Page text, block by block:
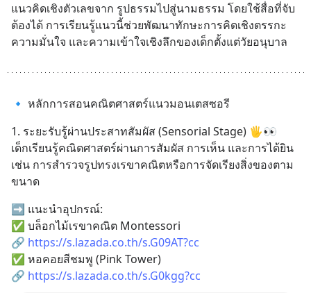
แนวคิดเชิงตัวเลขจาก รูปธรรมไปสู่นามธรรม โดยใช้สื่อที่จับ
ต้องได้ การเรียนรู้แนวนี้ช่วยพัฒนาทักษะการคิดเชิงตรรกะ
ความมั่นใจ และความเข้าใจเชิงลึกของเด็กตั้งแต่วัยอนุบาล
🔹 หลักการสอนคณิตศาสตร์แนวมอนเตสซอรี
1. ระยะรับรู้ผ่านประสาทสัมผัส (Sensorial Stage) 🖐️👀
เด็กเรียนรู้คณิตศาสตร์ผ่านการสัมผัส การเห็น และการได้ยิน
เช่น การสำรวจรูปทรงเรขาคณิตหรือการจัดเรียงสิ่งของตาม
ขนาด
➡ แนะนำอุปกรณ์:
✅ บล็อกไม้เรขาคณิต Montessori
🔗 https://s.lazada.co.th/s.G09AT?cc
✅ หอคอยสีชมพู (Pink Tower)​
🔗 https://s.lazada.co.th/s.G0kgg?cc